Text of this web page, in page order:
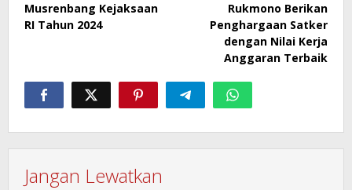
Musrenbang Kejaksaan
RI Tahun 2024
Rukmono Berikan
Penghargaan Satker
dengan Nilai Kerja
Anggaran Terbaik
Jangan Lewatkan